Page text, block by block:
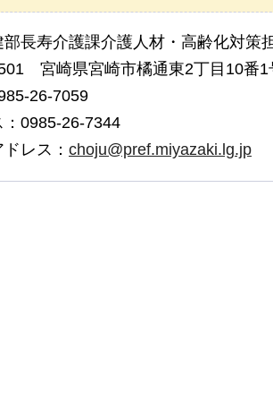
部長寿介護課介護人材・高齢化対策
宮崎県宮崎市橘通東2丁目10番1
26-7059
：0985-26-7344
レス： choju@pref.miyazaki.lg.jp